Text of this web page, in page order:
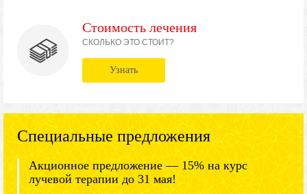
Стоимость лечения
СКОЛЬКО ЭТО СТОИТ?
Узнать
Специальные предложения
Акционное предложение — 15% на курс
лучевой терапии до 31 мая!